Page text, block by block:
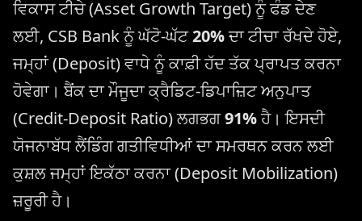
ਵਿਕਾਸ ਟੀਚੇ (Asset Growth Target) ਨੂੰ ਫੰਡ ਦੇਣ
ਲਈ, CSB Bank ਨੂੰ ਘੱਟੋ-ਘੱਟ20%ਦਾ ਟੀਚਾ ਰੱਖਦੇ ਹੋਏ,
ਜਮ੍ਹਾਂ (Deposit) ਵਾਧੇ ਨੂੰ ਕਾਫ਼ੀ ਹੱਦ ਤੱਕ ਪ੍ਰਾਪਤ ਕਰਨਾ
ਹੋਵੇਗਾ। ਬੈਂਕ ਦਾ ਮੌਜੂਦਾ ਕ੍ਰੈਡਿਟ-ਡਿਪਾਜ਼ਿਟ ਅਨੁਪਾਤ
(Credit-Deposit Ratio) ਲਗਭਗ91%ਹੈ। ਇਸਦੀ
ਯੋਜਨਾਬੱਧ ਲੈਂਡਿੰਗ ਗਤੀਵਿਧੀਆਂ ਦਾ ਸਮਰਥਨ ਕਰਨ ਲਈ
ਕੁਸ਼ਲ ਜਮ੍ਹਾਂ ਇਕੱਠਾ ਕਰਨਾ (Deposit Mobilization)
ਜ਼ਰੂਰੀ ਹੈ।